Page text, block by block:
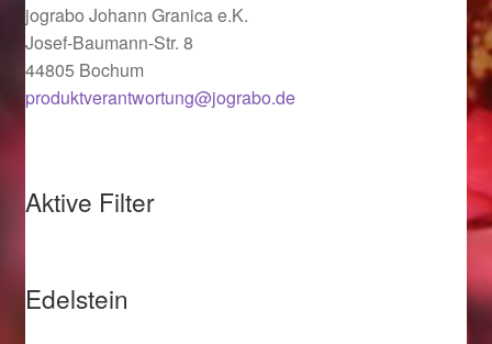
Ostergeschenke finden für Ostern 2022
Partner
Startseite
jograbo Johann Granica e.K.
Josef-Baumann-Str. 8
44805 Bochum
produktverantwortung@jograbo.de
Aktive Filter
Edelstein